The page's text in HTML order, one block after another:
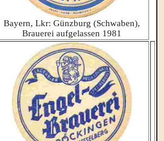
Bayern, Lkr: Günzburg (Schwaben),
Brauerei aufgelassen 1981